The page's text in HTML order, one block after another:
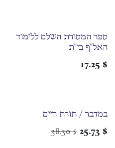
ספר המסורת השלם ללימוד
האל"ף בי"ת
$
17.25
במדבר / תורת חיים
$
25.73
$
38.30